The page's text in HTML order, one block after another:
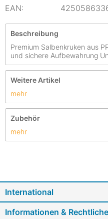
EAN:
Beschreibung
Premium Salbenkruken aus
und sichere Aufbewahrung
Weitere Artikel
mehr
Zubehör
mehr
International
Informationen &